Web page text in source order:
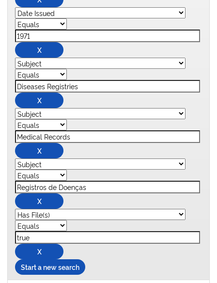
Start a new search